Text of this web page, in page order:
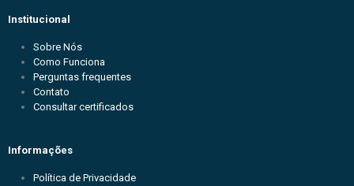
Institucional
Sobre Nós
Como Funciona
Perguntas frequentes
Contato
Consultar certificados
Informações
Política de Privacidade